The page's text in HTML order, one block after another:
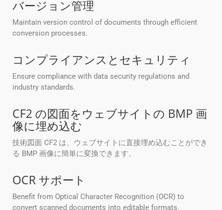
バージョン管理
Maintain version control of documents through efficient
conversion processes.
コンプライアンスとセキュリティ
Ensure compliance with data security regulations and
industry standards.
CF2 の図面をウェブサイトの BMP 画
像に埋め込む
技術図面 CF2 は、ウェブサイトに直接埋め込むことができ
る BMP 画像に簡単に変換できます。
OCR サポート
Benefit from Optical Character Recognition (OCR) to
convert scanned documents into editable formats.